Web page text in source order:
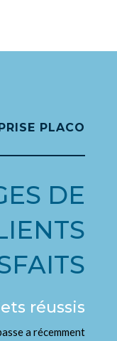
PLACO
DE
réussis
a récemment